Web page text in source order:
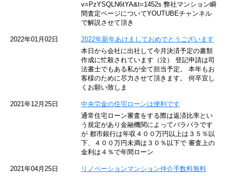
東京メトロ東西線
京王井の頭線
JR湘南新宿ライン
京王京王線
東京臨海高速鉄道
東急世田谷線
v=PzYSQLN6tYA&t=1452s 弊社マンション瞬
間査定ページについてYOUTUBEチャンネル
で解説させて頂き
2022年01月02日
2022年新年あけましておめでとうございます
本日から会社に出社して今月決済予定の書類
作成に忙殺されています（泣） 登記申請は司
法書士でもある私が全て担当予定。 本年もお
客様のために尽力させて頂きます。 何卒宜し
くお願い致しま
2021年12月25日
中央労金の住宅ローンは便利です
通常住宅ローン審査をする際は返済比率とい
う規定があり金融機関によってバラバラです
が 都市銀行は年収４００万円以上は３５％以
下、４００万円未満は３０％以下で 審査上の
金利は４％で年間ローン
2021年04月25日
リノベーションマンション仲介手数料無料